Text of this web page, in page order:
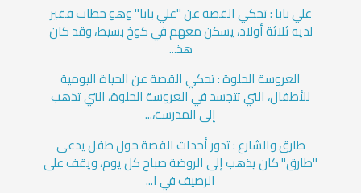
علي بابا : تحكي القصة عن "علي بابا" وهو حطاب فقير
لديه ثلاثة أولاد، يسكن معهم في كوخ بسيط، وقد كان
هذ...
العروسة الحلوة : تحكي القصة عن الحياة اليومية
للأطفال، التي تتجسد في العروسة الحلوة، التي تذهب
إلى المدرسة،...
طارق والشارع : تدور أحداث القصة حول طفل يدعى
"طارق" كان يذهب إلى الروضة صباح كل يوم، ويقف على
الرصيف في ا...